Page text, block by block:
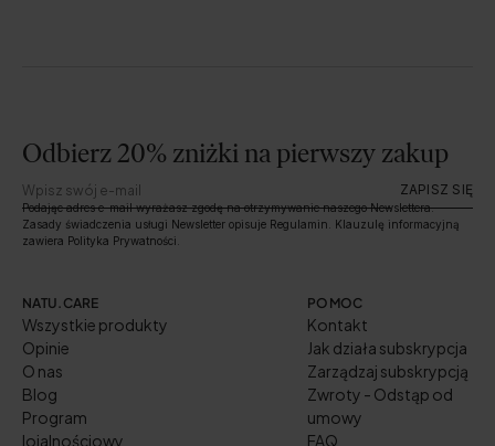
NATU.CARE
Wszystkie produkty
Opinie
O nas
Blog
Program
lojalnościowy
POMOC
Kontakt
Jak działa subskrypcja
Zarządzaj subskrypcją
Zwroty - Odstąp od
umowy
FAQ
Odbierz 20% zniżki na pierwszy zakup
ZAPISZ SIĘ
Podając adres e-mail wyrażasz zgodę na otrzymywanie naszego Newslettera.
Zasady świadczenia usługi Newsletter opisuje Regulamin. Klauzulę informacyjną
zawiera Polityka Prywatności.